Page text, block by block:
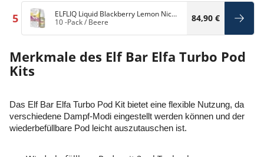
5
ELFLIQ Liquid Blackberry Lemon Nic
Salt10 -Pack/ Beere 84,90 €
Merkmale des Elf Bar Elfa Turbo Pod
Kits
Das Elf Bar Elfa Turbo Pod Kit bietet eine flexible Nutzung, da
verschiedene Dampf-Modi eingestellt werden können und der
wiederbefüllbare Pod leicht auszutauschen ist.